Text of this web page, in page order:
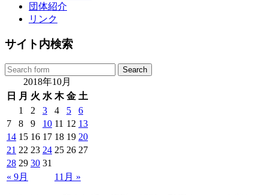
団体紹介
リンク
サイト内検索
2018年10月
日
月 火 水 木 金 土
« 9月 11月 »
1 2 3 4 5
6
7
8 9 10 11 12 13
14 15 16 17 18 19 20
21 22 23 24 25 26 27
28 29 30 31